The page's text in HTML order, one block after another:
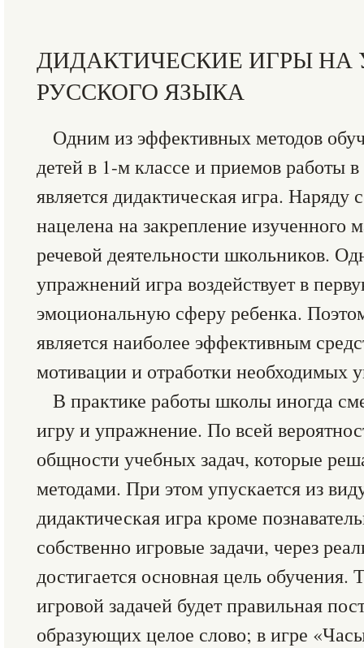
ДИДАКТИЧЕСКИЕ ИГРЫ НА
РУССКОГО ЯЗЫКА
Одним из эффективных методов
детей в 1-м классе и приемов работы
является дидактическая игра.
нацелена на закрепление изученного
речевой деятельности школьников.
упражнений игра воздействует в
эмоциональную сферу ребенка.
является наиболее эффективным
мотивации и отработки необходимых
В практике работы школы иногда
игру и упражнение. По всей
общности учебных задач, которые
методами. При этом упускается из
дидактическая игра кроме
собственно игровые задачи, через
достигается основная цель
игровой задачей будет правильная
образующих целое слово; в игре